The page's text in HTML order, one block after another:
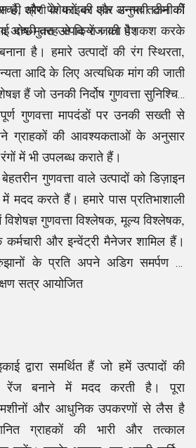
और पेशेवरों की एक अनुभवी टीम की
अच्छी तरह से किया जाता है।
श्रेणीके फाइबर और उन्नत तकनीकों
दोष-मुक्त उत्पाद रेंज की पेशकश करके
बनाना है। हमारे उत्पादों की रंग स्थिरता,
आदि के लिए अत्यधिक मांग की जाती
हैं जो उनकी निर्दोष गुणवत्ता सुनिश्चित
गुणवत्ता मापदंडों पर उनकी सख्ती से
ग्राहकों की आवश्यकताओं के अनुसार
में भी उपलब्ध कराते हैं।
गुणवत्ता वाले उत्पादों को डिज़ाइन
मदद करते हैं। हमारे पास प्रतिभाशाली
विशेषज्ञ गुणवत्ता विश्लेषक, मूल्य विश्लेषक,
और इन्वेंट्री मैनेजर शामिल हैं।
के प्रति अपने अडिग समर्पण के
सत्र आयोजित
द्वारा समर्थित हैं जो हमें उत्पादों की
रेंज बनाने में मदद करती है। पूरा
मशीनों और आधुनिक उपकरणों से लैस है
ग्राहकों की भारी और तत्काल